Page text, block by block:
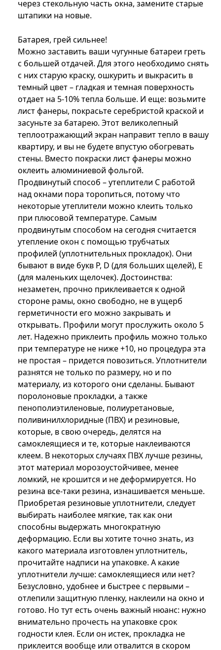
через стекольную часть окна, замените старые
штапики на новые.
Батарея, грей сильнее!
Можно заставить ваши чугунные батареи греть
с большей отдачей. Для этого необходимо снять
с них старую краску, ошкурить и выкрасить в
темный цвет – гладкая и темная поверхность
отдает на 5-10% тепла больше. И еще: возьмите
лист фанеры, покрасьте серебристой краской и
засуньте за батарею. Этот великолепный
теплоотражающий экран направит тепло в вашу
квартиру, и вы не будете впустую обогревать
стены. Вместо покраски лист фанеры можно
оклеить алюминиевой фольгой.
Продвинутый способ – утеплители С работой
над окнами пора торопиться, потому что
некоторые утеплители можно клеить только
при плюсовой температуре. Самым
продвинутым способом на сегодня считается
утепление окон с помощью трубчатых
профилей (уплотнительных прокладок). Они
бывают в виде букв P, D (для больших щелей), E
(для маленьких щелочек). Достоинства:
незаметен, прочно приклеивается к одной
стороне рамы, окно свободно, не в ущерб
герметичности его можно закрывать и
открывать. Профили могут прослужить около 5
лет. Надежно приклеить профиль можно только
при температуре не ниже +10, но процедура эта
не простая – придется повозиться. Уплотнители
разнятся не только по размеру, но и по
материалу, из которого они сделаны. Бывают
поролоновые прокладки, а также
пенополиэтиленовые, полиуретановые,
поливинилхлоридные (ПВХ) и резиновые,
которые, в свою очередь, делятся на
самоклеящиеся и те, которые наклеиваются
клеем. В некоторых случаях ПВХ лучше резины,
этот материал морозоустойчивее, менее
ломкий, не крошится и не деформируется. Но
резина все-таки резина, изнашивается меньше.
Приобретая резиновые уплотнители, следует
выбирать наиболее мягкие, так как они
способны выдержать многократную
деформацию. Если вы хотите точно знать, из
какого материала изготовлен уплотнитель,
прочитайте надписи на упаковке. А какие
уплотнители лучше: самоклеящиеся или нет?
Безусловно, удобнее и быстрее с первыми –
отлепили защитную пленку, наклеили на окно и
готово. Но тут есть очень важный нюанс: нужно
внимательно прочесть на упаковке срок
годности клея. Если он истек, прокладка не
приклеится вообще или отвалится в скором